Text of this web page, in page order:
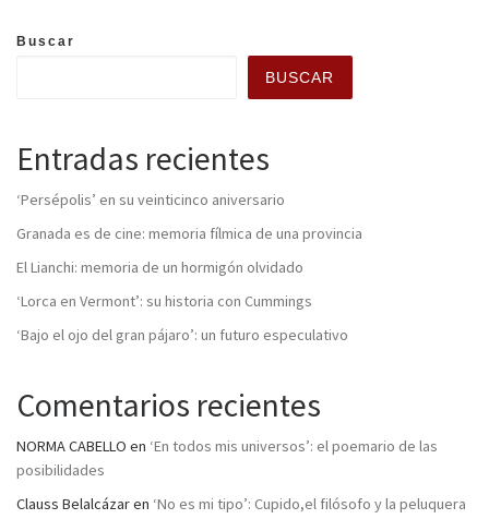
Buscar
BUSCAR
Entradas recientes
‘Persépolis’ en su veinticinco aniversario
Granada es de cine: memoria fílmica de una provincia
El Lianchi: memoria de un hormigón olvidado
‘Lorca en Vermont’: su historia con Cummings
‘Bajo el ojo del gran pájaro’: un futuro especulativo
Comentarios recientes
NORMA CABELLO en ‘En todos mis universos’: el poemario de las
posibilidades
Clauss Belalcázaren ‘No es mi tipo’: Cupido,el filósofo y la peluquera